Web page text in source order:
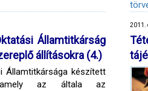
Államtitkárság
állításokra (4.)
Államtitkársága készített
az általa az
2011.